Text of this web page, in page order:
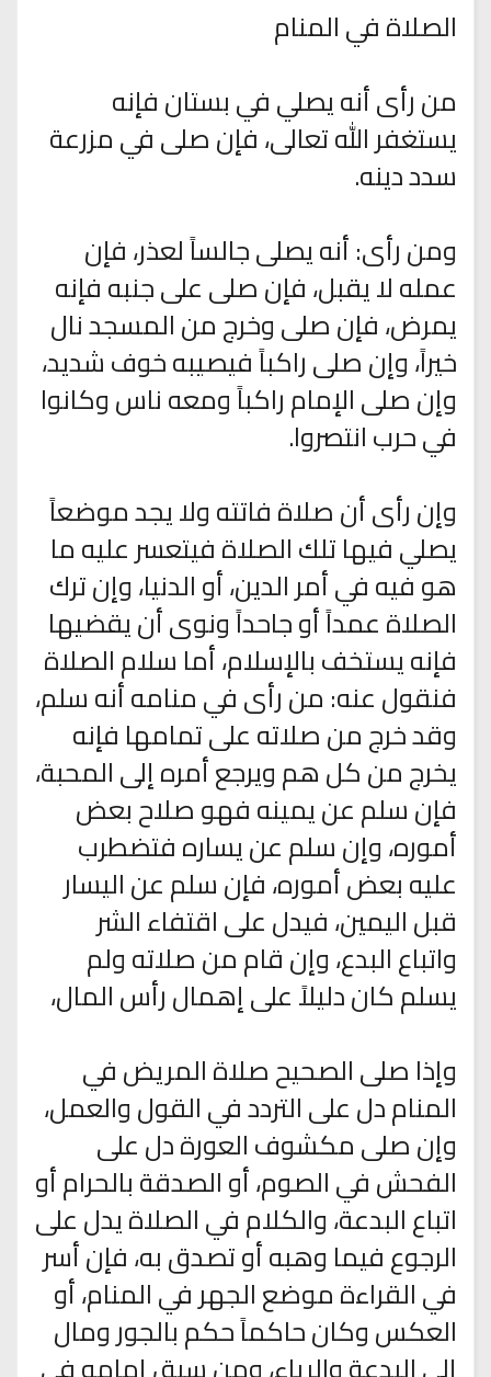
الصلاة في المنام
من رأى أنه يصلي في بستان فإنه
يستغفر الله تعالى، فإن صلى في مزرعة
سدد دينه.
ومن رأى: أنه يصلى جالساً لعذر، فإن
عمله لا يقبل، فإن صلى على جنبه فإنه
يمرض، فإن صلى وخرج من المسجد نال
خيراً، وإن صلى راكباً فيصيبه خوف شديد،
وإن صلى الإمام راكباً ومعه ناس وكانوا
في حرب انتصروا.
وإن رأى أن صلاة فاتته ولا يجد موضعاً
يصلي فيها تلك الصلاة فيتعسر عليه ما
هو فيه في أمر الدين، أو الدنيا، وإن ترك
الصلاة عمداً أو جاحداً ونوى أن يقضيها
فإنه يستخف بالإسلام، أما سلام الصلاة
فنقول عنه: من رأى في منامه أنه سلم،
وقد خرج من صلاته على تمامها فإنه
يخرج من كل هم ويرجع أمره إلى المحبة،
فإن سلم عن يمينه فهو صلاح بعض
أموره، وإن سلم عن يساره فتضطرب
عليه بعض أموره، فإن سلم عن اليسار
قبل اليمين، فيدل على اقتفاء الشر
واتباع البدع، وإن قام من صلاته ولم
يسلم كان دليلاً على إهمال رأس المال،
وإذا صلى الصحيح صلاة المريض في
المنام دل على التردد في القول والعمل،
وإن صلى مكشوف العورة دل على
الفحش في الصوم، أو الصدقة بالحرام أو
اتباع البدعة، والكلام في الصلاة يدل على
الرجوع فيما وهبه أو تصدق به، فإن أسر
في القراءة موضع الجهر في المنام، أو
العكس وكان حاكماً حكم بالجور ومال